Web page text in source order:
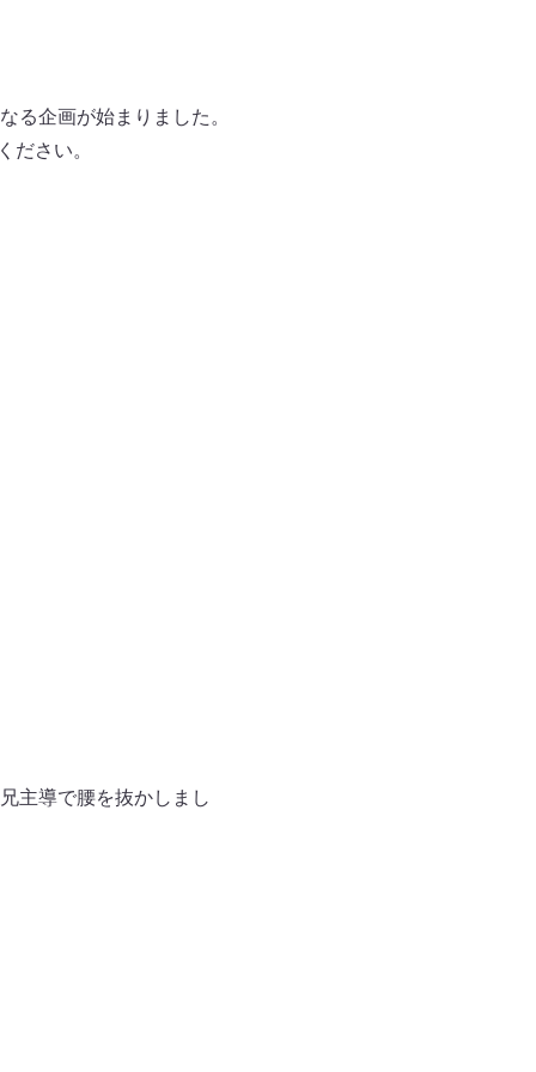
る企画が始まりました。
ださい。
主導で腰を抜かしまし